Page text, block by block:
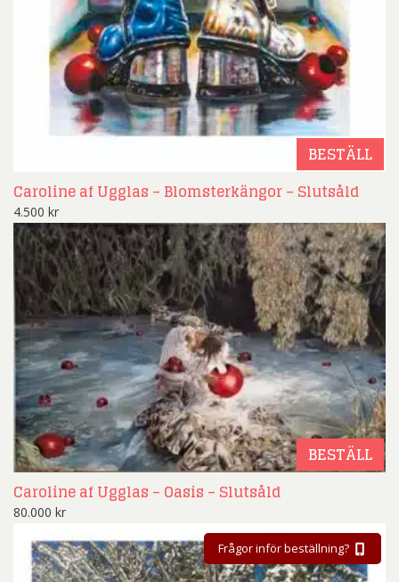
BESTÄLL
Caroline af Ugglas – Blomsterkängor – Slutsåld
4.500 kr
BESTÄLL
Caroline af Ugglas – Oasis – Slutsåld
80.000 kr
Frågor inför beställning?